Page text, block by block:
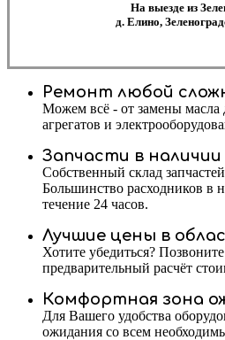
На выезде из
д. Елино,
Ремонт любой
Можем всё - от замены масла
агрегатов и
Запчасти в наличии
Собственный склад
Большинство расходников в
течение 24 часов.
Лучшие цены в
Хотите убедиться?
предварительный расчёт
Комфортная зона
Для Вашего удобства
ожидания со всем